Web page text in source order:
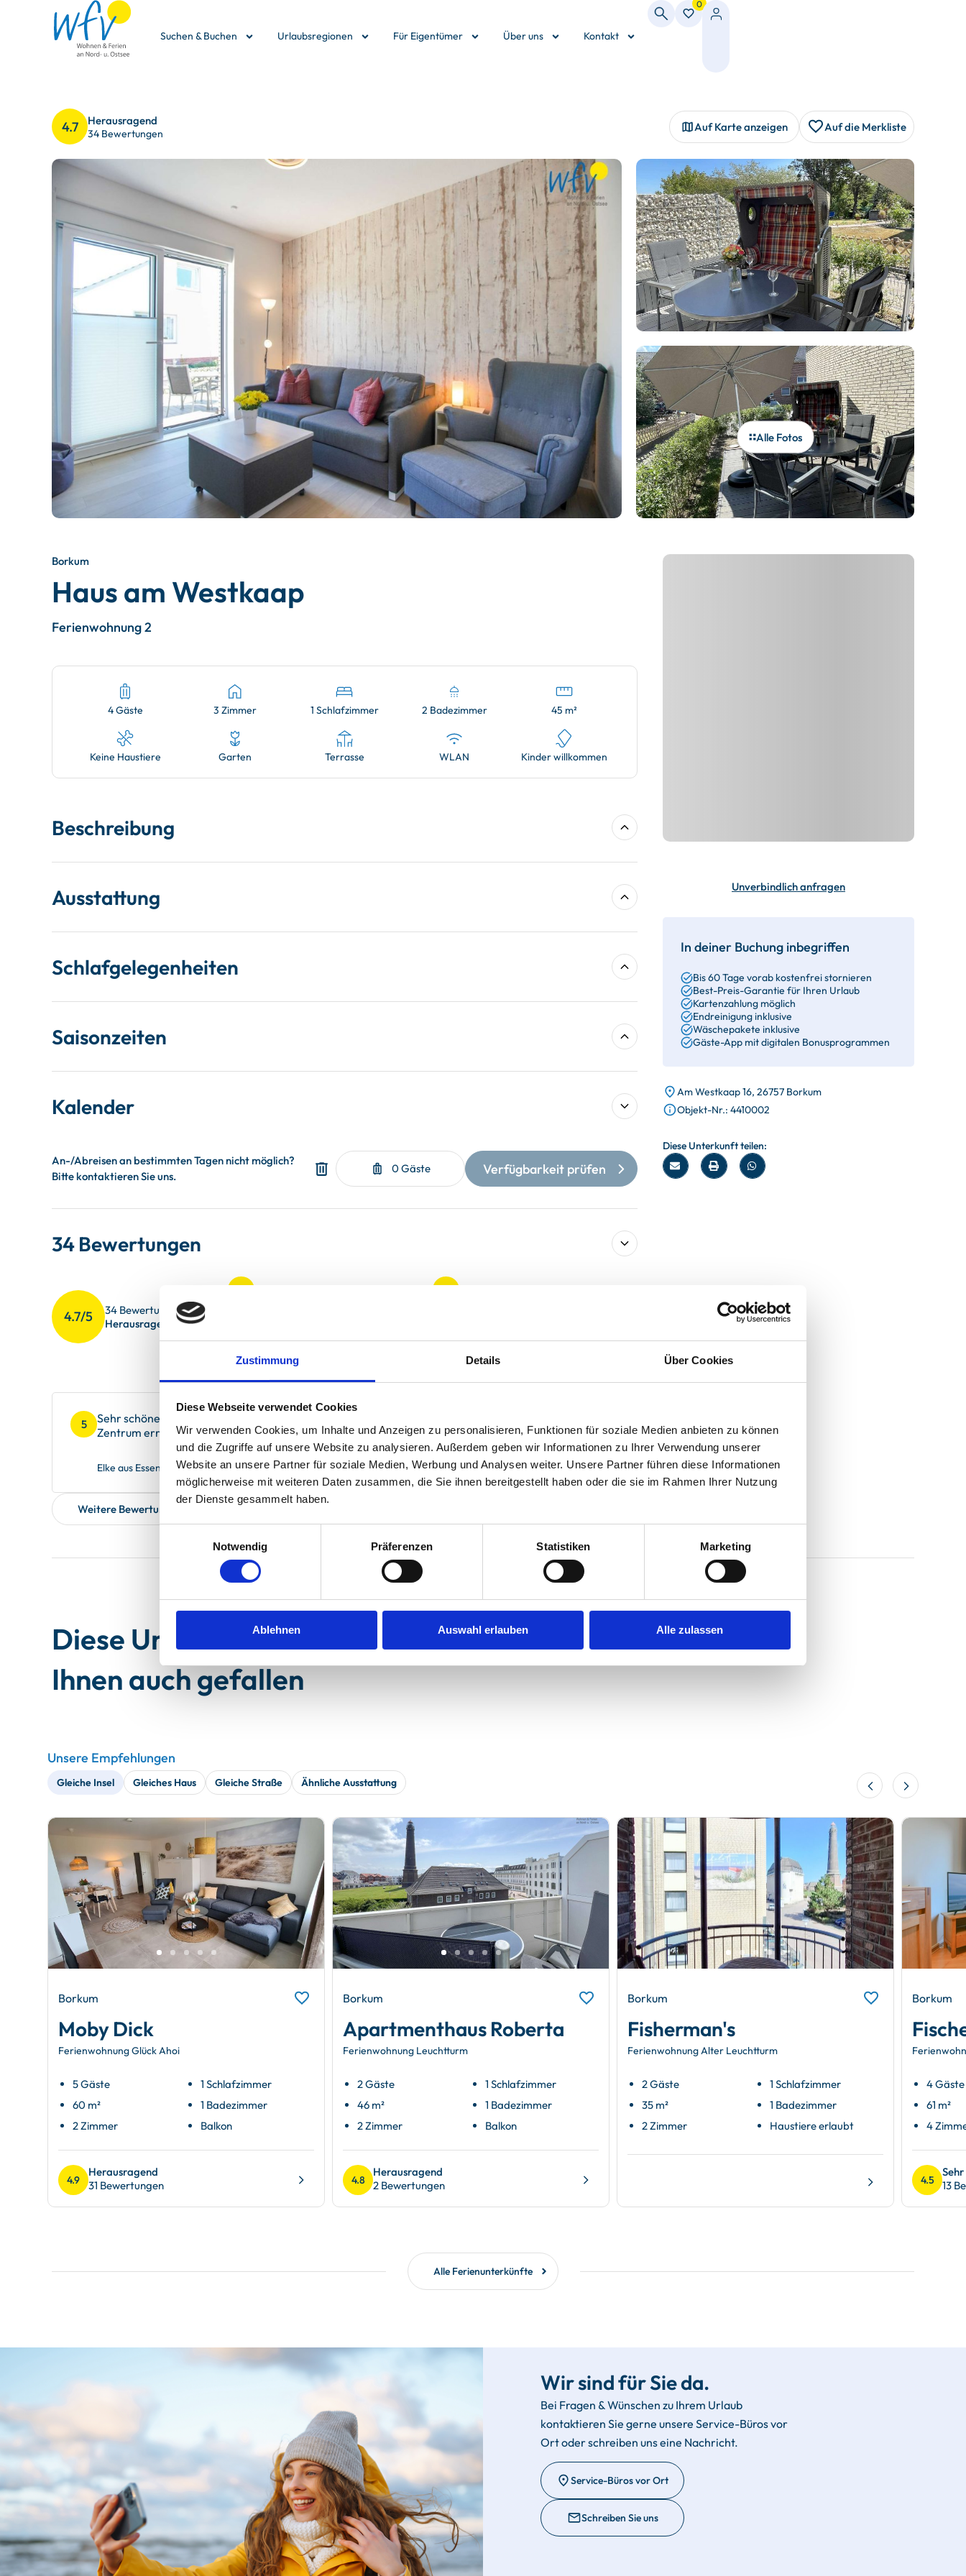
Zustimmung Details Über Cookies
Diese Webseite verwendet Cookies
Wir verwenden Cookies, um Inhalte und Anzeigen zu personalisieren, Funktionen für soziale Medien anbieten zu können
und die Zugriffe auf unsere Website zu analysieren. Außerdem geben wir Informationen zu Ihrer Verwendung unserer
Website an unsere Partner für soziale Medien, Werbung und Analysen weiter. Unsere Partner führen diese Informationen
möglicherweise mit weiteren Daten zusammen, die Sie ihnen bereitgestellt haben oder die sie im Rahmen Ihrer Nutzung
der Dienste gesammelt haben.
Notwendig
Präferenzen Statistiken Marketing
Ablehnen Auswahl erlauben Alle zulassen
Suchen & Buchen Urlaubsregionen Für Eigentümer Über uns Kontakt
0
4.7 Herausragend
34 Bewertungen Auf Karte anzeigen Auf die Merkliste
Alle Fotos
Borkum
Haus am Westkaap
Ferienwohnung 2
4 Gäste 3 Zimmer 1 Schlafzimmer 2 Badezimmer 45 m²
Keine Haustiere Garten Terrasse WLAN Kinder willkommen
Beschreibung
Ausstattung
Schlafgelegenheiten
Saisonzeiten
Kalender
34 Bewertungen
4.7/5
34 Bewertungen
Herausragend
4.6 4.6
4.8 Service
5
Sehr schöne Lage ,die Wohnung liegt zentral und in einer ruhigen Seitenstraße Der Nordstrand und das
Zentrum erreicht man fußläufig in wenigen Minuten Wir werden diese Wohnung wieder buchen
Elke aus Essen, verreist im Juni 2026
Weitere Bewertungen zeigen
Unverbindlich anfragen
In deiner Buchung inbegriffen
Bis 60 Tage vorab kostenfrei stornieren
Best-Preis-Garantie für Ihren Urlaub
Kartenzahlung möglich
Endreinigung inklusive
Wäschepakete inklusive
Gäste-App mit digitalen Bonusprogrammen
Am Westkaap 16, 26757 Borkum
Objekt-Nr.: 4410002
Diese Unterkunft teilen:
Diese Unterkünfte werden
Ihnen auch gefallen
Unsere Empfehlungen
Gleiche Insel Gleiches Haus Gleiche Straße Ähnliche Ausstattung
Borkum
Moby Dick
Ferienwohnung Glück Ahoi
5 Gäste
60 m²
2 Zimmer
1 Schlafzimmer
1 Badezimmer
Balkon
4.9
Herausragend
31 Bewertungen
Borkum
Apartmenthaus Roberta
Ferienwohnung Leuchtturm
2 Gäste
46 m²
2 Zimmer
1 Schlafzimmer
1 Badezimmer
Balkon
4.8
Herausragend
2 Bewertungen
Borkum
Fisherman's
Ferienwohnung Alter Leuchtturm
2 Gäste
35 m²
2 Zimmer
1 Schlafzimmer
1 Badezimmer
Haustiere erlaubt
Borkum
4 Gäste
61 m²
4
4.5
13
Alle Ferienunterkünfte
Wir sind für Sie da.
Bei Fragen & Wünschen zu Ihrem Urlaub
kontaktieren Sie gerne unsere Service-Büros vor
Ort oder schreiben uns eine Nachricht.
Service-Büros vor Ort
Schreiben Sie uns